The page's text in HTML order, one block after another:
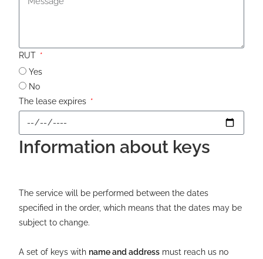
RUT
Yes
No
The lease expires
Information about keys
The service will be performed between the dates
specified in the order, which means that the dates may be
subject to change.
A set of keys with name and address must reach us no